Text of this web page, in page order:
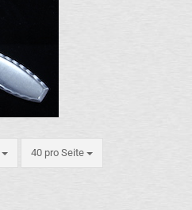
40 pro Seite
pro Seite